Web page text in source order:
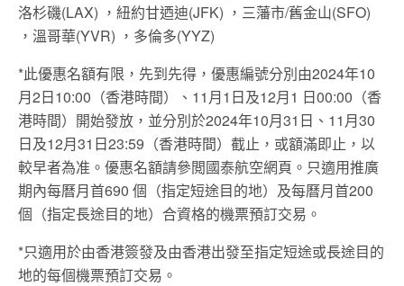
洛杉磯(LAX) ，紐約甘迺迪(JFK) ，三藩市/舊金山(SFO)
，溫哥華(YVR) ，多倫多(YYZ)
*此優惠名額有限，先到先得，優惠編號分別由2024年10
月2日10:00（香港時間）、11月1日及12月1 日00:00（香
港時間）開始發放，並分別於2024年10月31日、11月30
日及12月31日23:59（香港時間）截止，或額滿即止，以
較早者為准。優惠名額請參閲國泰航空網頁。只適用推廣
期內每曆月首690 個（指定短途目的地）及每曆月首200
個（指定長途目的地）合資格的機票預訂交易。
*只適用於由香港簽發及由香港出發至指定短途或長途目的
地的每個機票預訂交易。